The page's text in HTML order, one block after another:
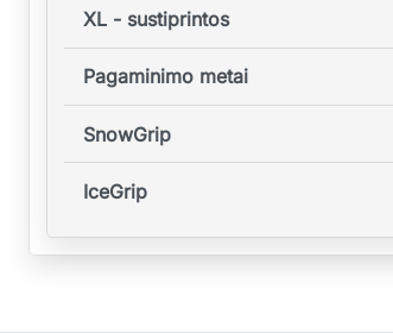
XL - sustiprintos
Pagaminimo metai
SnowGrip
IceGrip